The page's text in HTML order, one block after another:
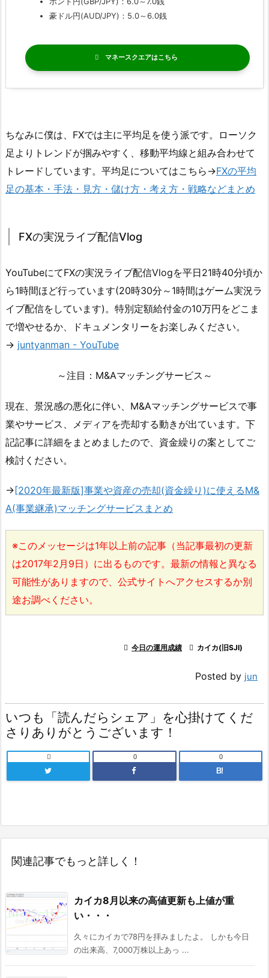
豪ドル円(AUD/JPY)：5.0～6.0銭
マネースクエア
ちなみに僕は、FXでは主に平均足を使う派です。ローソク
足よりトレンドが掴みやすく、移動平均線と組み合わせて
トレードしています。平均足についてはこちら→FXの平均
足の基本・手法・見方・儲け方・考え方・戦略などまとめ
FXの実況ライブ配信Vlog
YouTubeにてFXの実況ライブ配信Vlogを平日21時40分頃か
ら1時間ほど行っています(20時30分～1時間はゲーム実況ラ
イブ配信をしています)。特別定額給付金の10万円をどこま
で増やせるか、ドキュメンタリーをお楽しみください。
→ juntyanman - YouTube
～注目：M&Aマッチングサービス～
現在、景況感の悪化に伴い、M&Aマッチングサービスで事
業やサービス、メディアを売却する動きが出ています。下
記記事に詳細をまとめましたので、資金繰りの案としてご
検討ください。
→ [2020年最新版]事業や資産の売却(資金繰り)に使えるM&
A(事業継承)マッチングサービスまとめ
※このメッセージは1年以上前の記事（当記事最初の更新
は2017年2月9日）に出るものです。最新の情報と異なる
可能性がありますので、公式サイトへアクセスするか別
途お調べください。
 今日の運用成績  カイカ(旧SJI)
Posted by jun
いつも「読んだらシェア」を心掛けてくだ
さりありがとうございます！
 0
B!
0
関連記事でもっと詳しく！
カイカ8月以来の高値更新も上値が重
い・・・
久々にカイカで78円を拝みましたよ。 しかも今日
の出来高、7,000万株以上あっ ...